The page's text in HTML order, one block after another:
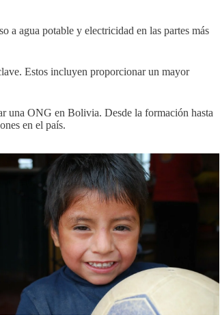
a agua potable y electricidad en las partes más
Estos incluyen proporcionar un mayor
una ONG en Bolivia. Desde la formación hasta
en el país.